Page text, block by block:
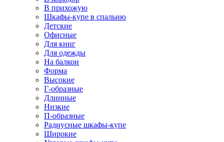
В прихожую
Шкафы-купе в спальню
Детские
Офисные
Для книг
Для одежды
На балкон
Форма
Высокие
Г-образные
Длинные
Низкие
П-образные
Радиусные шкафы-купе
Широкие